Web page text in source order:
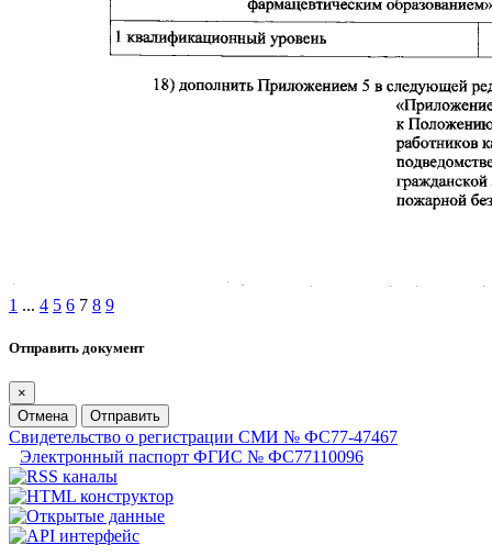
1 ... 4 5 6 7 8 9
Отправить документ
×
Отмена
Отправить
Свидетельство о регистрации СМИ № ФС77-47467
Электронный паспорт ФГИС № ФС77110096